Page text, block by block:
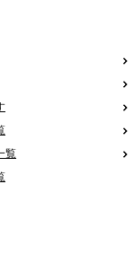
覧